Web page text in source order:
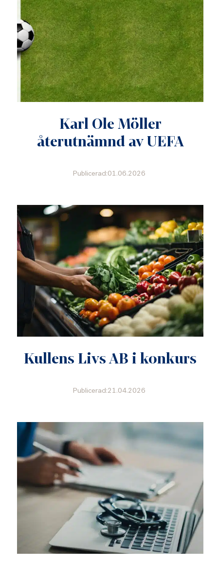
Karl Ole Möller
återutnämnd av UEFA
Publicerad:01.06.2026
Kullens Livs AB i konkurs
Publicerad:21.04.2026